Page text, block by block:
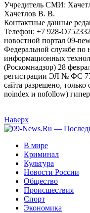
Учредитель СМИ:
Хaчeтлoв B. B.
Контактные данные
Телефон: +7 928-
новостной портал 09-
Федеральной службе по
информационных
(Роскомнадзор) 28
регистрации ЭЛ № ФС
сайта разрешено, только
noindex и nofollow)
Наверх
В мире
Криминал
Культура
Новости России
Общество
Происшествия
Спорт
Экономика